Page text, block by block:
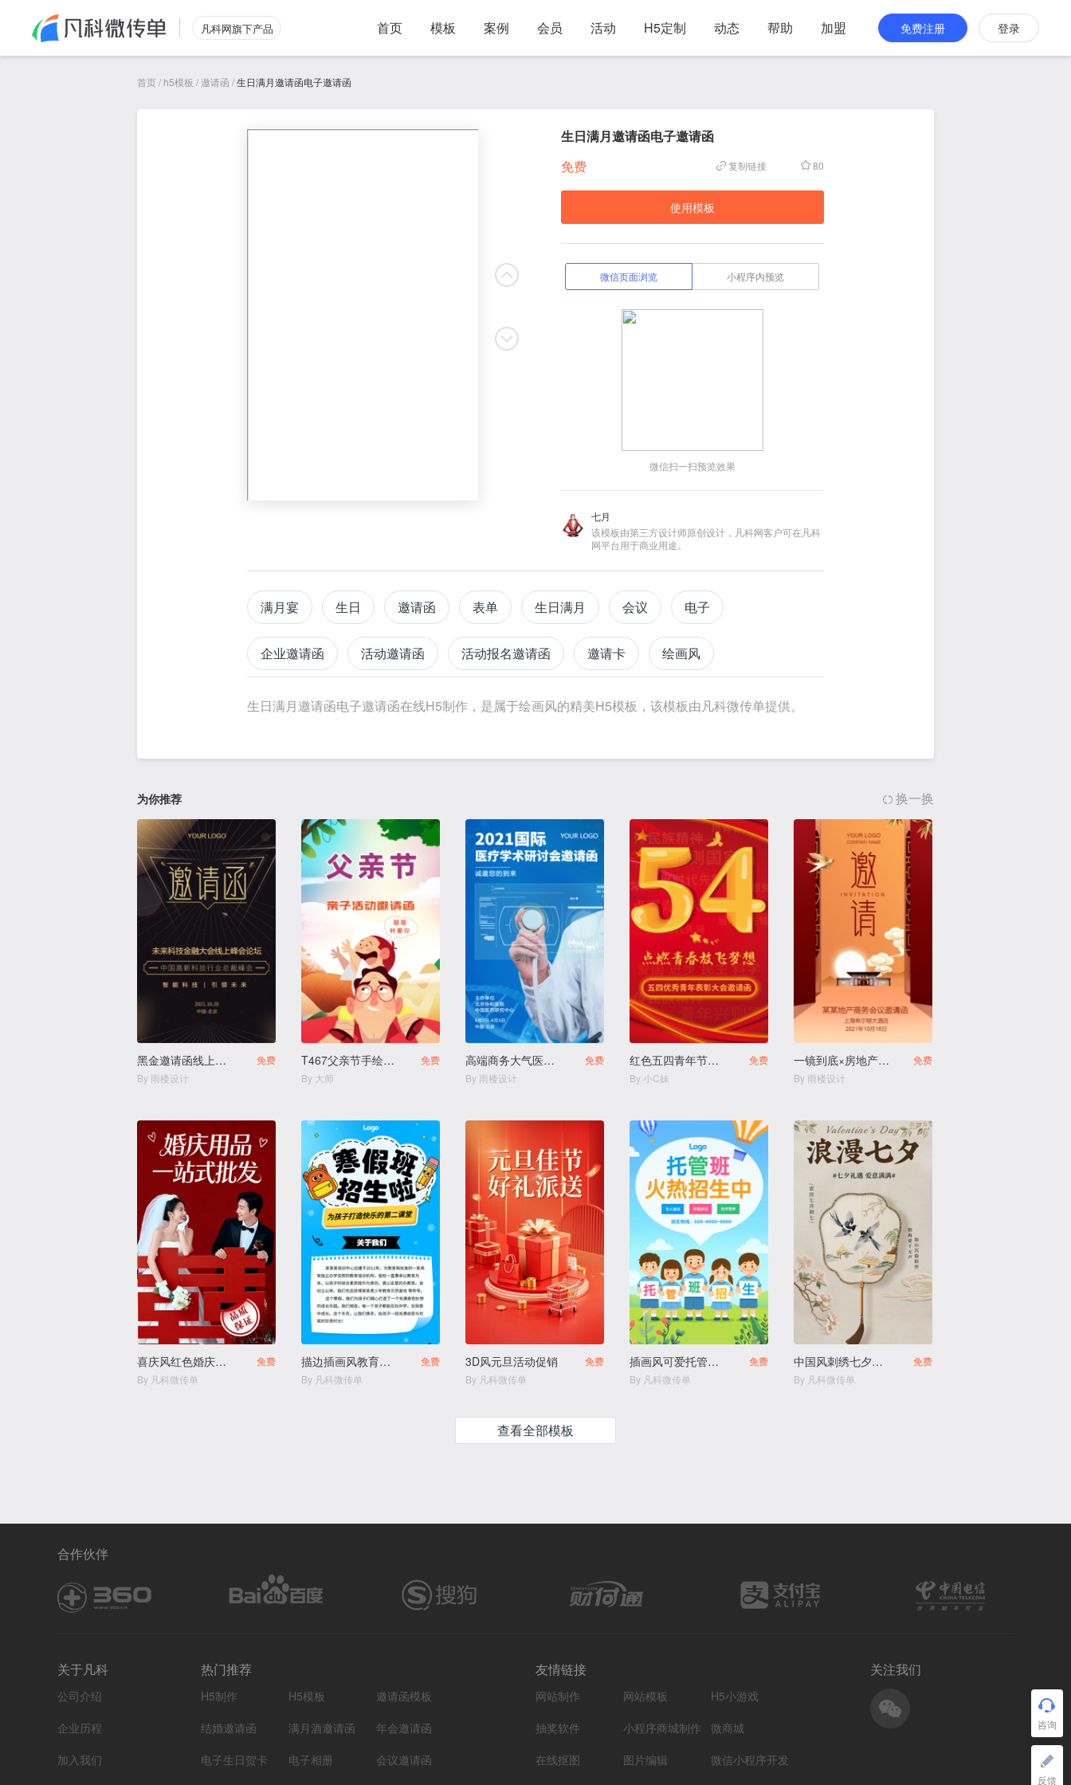
凡科网旗下产品 首页 模板 案例 会员 活动 H5定制 动态 帮助 加盟 免费注册 登录
首页/ h5模板 /邀请函 /生日满月邀请函电子邀请函
生日满月邀请函电子邀请函
免费
复制链接 80
使用模板
微信页面浏览 小程序内预览
微信扫一扫预览效果
七月
该模板由第三方设计师原创设计，凡科网客户可在凡科
网平台用于商业用途。
满月宴 生日 邀请函 表单 生日满月 会议 电子
企业邀请函 活动邀请函 活动报名邀请函 邀请卡 绘画风
生日满月邀请函电子邀请函在线H5制作，是属于绘画风的精美H5模板，该模板由凡科微传单提供。
为你推荐 换一换
黑金邀请函线上经销商企业商务峰会论坛招商邀请函
免费
By 雨楼设计
T467父亲节手绘卡通亲子活动邀请函
免费
By 大师
高端商务大气医疗专家论坛讲座答谢会活动邀请函
免费
By 雨楼设计
红色五四青年节科普宣传活动邀请函
免费
By 小C妹
一镜到底×房地产招商宣传会议
免费
By 雨楼设计
喜庆风红色婚庆用品结婚用品店
免费
By 凡科微传单
描边插画风教育培训幼小衔接寒假班拼团生宣传
免费
By 凡科微传单
3D风元旦活动促销
免费
By 凡科微传单
插画风可爱托管中心幼儿园火热招生
免费
By 凡科微传单
中国风刺绣七夕促销宣传
免费
By 凡科微传单
查看全部模板
合作伙伴
关于凡科
公司介绍
企业历程
加入我们
热门推荐
H5制作 H5模板
邀请函模板
结婚邀请函
满月酒邀请函
年会邀请函
电子生日贺卡
电子相册 会议邀请函
友情链接
网站制作 网站模板
H5小游戏
抽奖软件
小程序商城制作
微商城
在线抠图
图片编辑
微信小程序开发
关注我们